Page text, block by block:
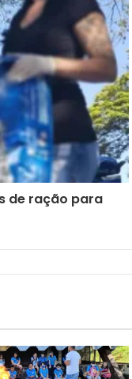
de ração para